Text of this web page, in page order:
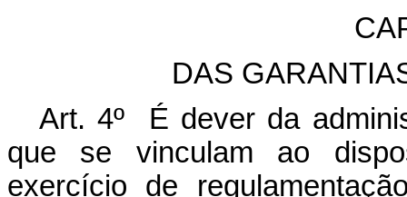
DAS
Art. 4º É dever da
que se vinculam ao
exercício de